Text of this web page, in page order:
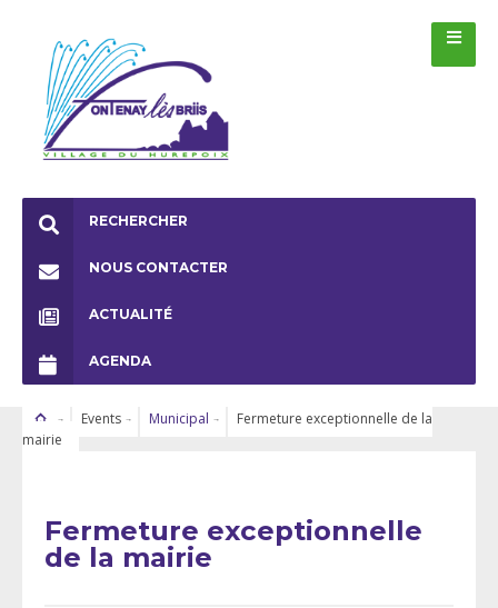
RECHERCHER
NOUS CONTACTER
ACTUALITÉ
AGENDA
Events Municipal
Fermeture exceptionnelle de la
mairie
Fermeture exceptionnelle
de la mairie